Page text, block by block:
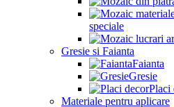
speciale
Gresie si Faianta
Faianta
Gresie
Placi
Materiale pentru aplicare